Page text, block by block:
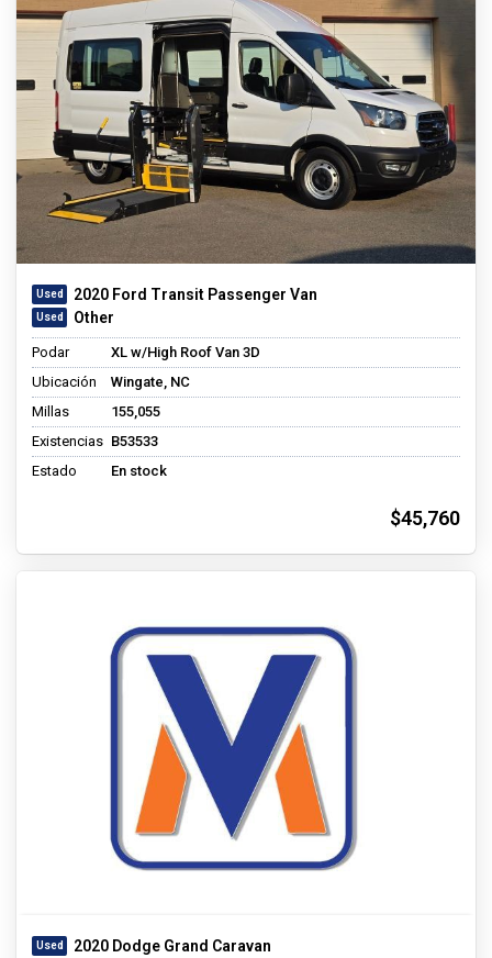
2020 Ford Transit Passenger Van
Other
Podar
XL w/High Roof Van 3D
Ubicación
Wingate, NC
Millas
155,055
Existencias B53533
Estado
En stock
$45,760
2020 Dodge Grand Caravan